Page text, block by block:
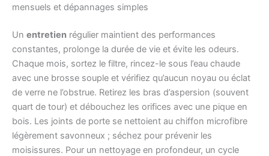
mensuels et dépannages simples
Un entretien régulier maintient des performances
constantes, prolonge la durée de vie et évite les odeurs.
Chaque mois, sortez le filtre, rincez-le sous l’eau chaude
avec une brosse souple et vérifiez qu’aucun noyau ou éclat
de verre ne l’obstrue. Retirez les bras d’aspersion (souvent
quart de tour) et débouchez les orifices avec une pique en
bois. Les joints de porte se nettoient au chiffon microfibre
légèrement savonneux ; séchez pour prévenir les
moisissures. Pour un nettoyage en profondeur, un cycle